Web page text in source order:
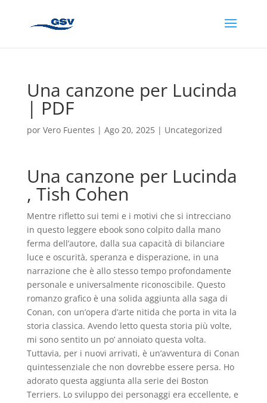
Una canzone per Lucinda
| PDF
por Vero Fuentes | Ago 20, 2025| Uncategorized
Una canzone per Lucinda
, Tish Cohen
Mentre rifletto sui temi e i motivi che si intrecciano
in questo leggere ebook sono colpito dalla mano
ferma dell’autore, dalla sua capacità di bilanciare
luce e oscurità, speranza e disperazione, in una
narrazione che è allo stesso tempo profondamente
personale e universalmente riconoscibile. Questo
romanzo grafico è una solida aggiunta alla saga di
Conan, con un’opera d’arte nitida che porta in vita la
storia classica. Avendo letto questa storia più volte,
mi sono sentito un po’ annoiato questa volta.
Tuttavia, per i nuovi arrivati, è un’avventura di Conan
quintessenziale che non dovrebbe essere persa. Ho
adorato questa aggiunta alla serie dei Boston
Terriers. Lo sviluppo dei personaggi era eccellente, e